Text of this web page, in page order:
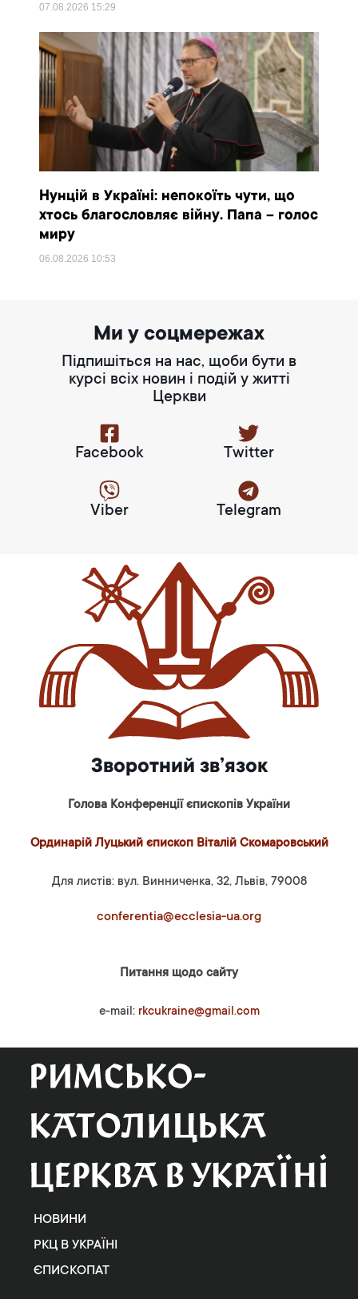
07.08.2026 15:29
Нунцій в Україні: непокоїть чути, що
хтось благословляє війну. Папа – голос
миру
06.08.2026 10:53
Ми у соцмережах
Підпишіться на нас, щоби бути в
курсі всіх новин і подій у житті
Церкви
Facebook Twitter
Viber Telegram
Зворотний зв’язок
Голова Конференції єпископів України
Ординарій Луцький єпископ Віталій Скомаровський
Для листів: вул. Винниченка, 32, Львів, 79008
conferentia@ecclesia-ua.org
Питання щодо сайту
e-mail: rkcukraine@gmail.com
НОВИНИ
РКЦ В УКРАЇНІ
ЄПИСКОПАТ